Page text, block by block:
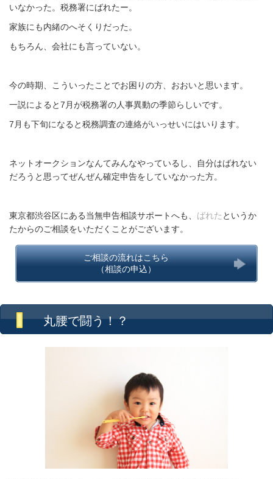
いなかった。税務署にばれたー。
家族にも内緒のへそくりだった。
もちろん、会社にも言っていない。
今の時期、こういったことでお困りの方、おおいと思います。
一説によると7月が税務署の人事異動の季節らしいです。
7月も下旬になると税務調査の連絡がいっせいにはいります。
ネットオークションなんてみんなやっているし、自分はばれない
だろうと思ってぜんぜん確定申告をしていなかった方。
東京都渋谷区にある当無申告相談サポートへも、 ばれた というか
たからのご相談をいただくことがございます。
ご相談の流れはこちら
（相談の申込）
丸腰で闘う！？